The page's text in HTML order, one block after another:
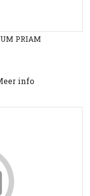
PRIAM
info